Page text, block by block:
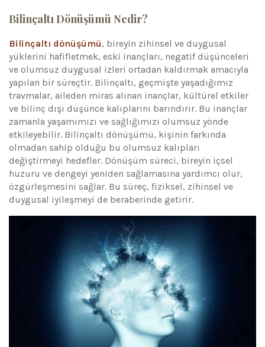
Bilinçaltı Dönüşümü Nedir?
Bilinçaltı dönüşümü, bireyin zihinsel ve duygusal
yüklerini hafifletmek, eski inançları, negatif düşünceleri
ve olumsuz duygusal izleri ortadan kaldırmak amacıyla
yapılan bir süreçtir. Bilinçaltı, geçmişte yaşadığımız
travmalar, aileden miras alınan inançlar, kültürel etkiler
ve bilinç dışı düşünce kalıplarını barındırır. Bu inançlar
zamanla yaşamımızı ve sağlığımızı olumsuz yönde
etkileyebilir. Bilinçaltı dönüşümü, kişinin farkında
olmadan sahip olduğu bu olumsuz kalıpları
değiştirmeyi hedefler. Dönüşüm süreci, bireyin içsel
huzuru ve dengeyi yeniden sağlamasına yardımcı olur,
özgürleşmesini sağlar. Bu süreç, fiziksel, zihinsel ve
duygusal iyileşmeyi de beraberinde getirir.